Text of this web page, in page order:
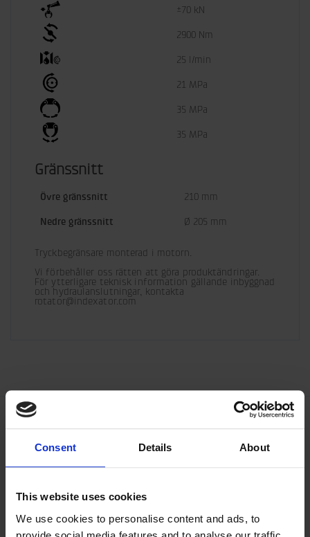
Consent Details About
This website uses cookies
We use cookies to personalise content and ads, to
±70 kN
2900 Nm
25 l/min
21 MPa
35 MPa
35 MPa
Gränssnitt
Övre gränssnitt 210 mm
Nedre gränssnitt Ø 205 mm
Tryckbegränsare monterad i motorn.
Vi förbehåller oss rätten att göra produktändringar.
För ytterligare teknisk information gällande inbyggnad
och hydraulanslutningar, kontakta
rotator@indexator.com